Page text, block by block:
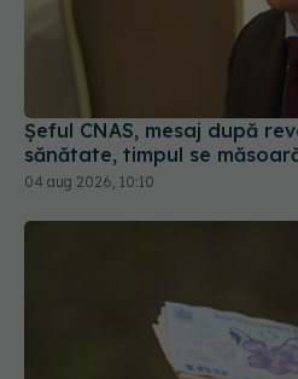
Șeful CNAS, mesaj după
sănătate, timpul se
04 aug 2026, 10:10